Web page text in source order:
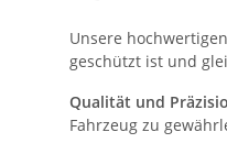
Unsere
geschützt ist und
Qualität und
Fahrzeug zu